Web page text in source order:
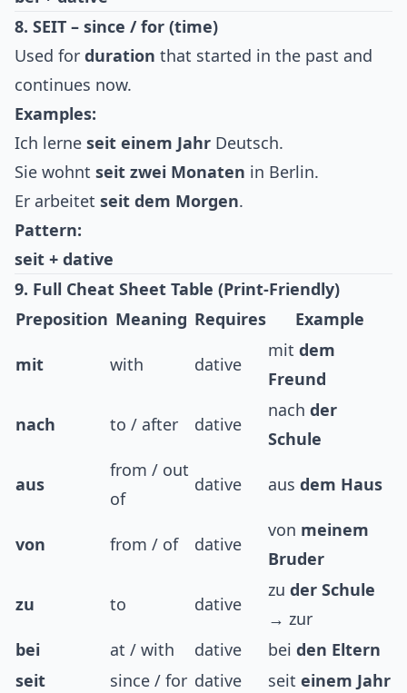
8. SEIT – since / for (time)
Used for duration that started in the past and
continues now.
Examples:
Ich lerne seit einem Jahr Deutsch.
Sie wohnt seit zwei Monaten in Berlin.
Er arbeitet seit dem Morgen.
Pattern:
seit + dative
9. Full Cheat Sheet Table (Print-Friendly)
Preposition Meaning Requires Example
mit with dative
mit dem
Freund
nach to / after dative
nach der
Schule
aus
from / out
of
dative aus dem Haus
von from / of dative
von meinem
Bruder
zu to dative
zu der Schule
→ zur
bei
at / with dative bei den Eltern
seit
since / for dative seit einem Jahr